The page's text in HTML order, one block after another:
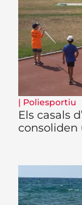
| Poliesportiu
Els casals
consoliden